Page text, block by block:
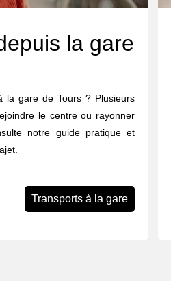
la gare
la gare de Tours ? Plusieurs
le centre ou rayonner
notre guide pratique et
Transports à la gare